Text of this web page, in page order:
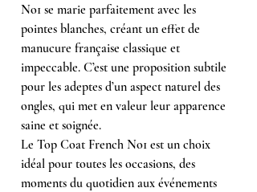
No1 se marie parfaitement avec les
pointes blanches, créant un effet de
manucure française classique et
impeccable. C’est une proposition subtile
pour les adeptes d’un aspect naturel des
ongles, qui met en valeur leur apparence
saine et soignée.
Le Top Coat French No1 est un choix
idéal pour toutes les occasions, des
moments du quotidien aux événements